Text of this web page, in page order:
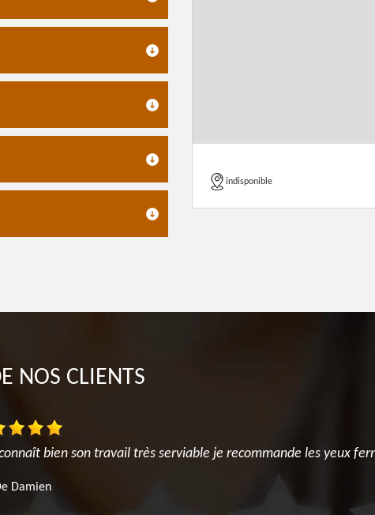
indisponible
NOS CLIENTS
bien son travail très serviable je recommande les yeux
Damien